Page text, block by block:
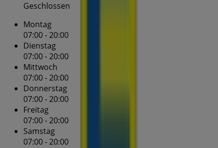
Geschlossen
Montag
07:00 - 20:00
Dienstag
07:00 - 20:00
Mittwoch
07:00 - 20:00
Donnerstag
07:00 - 20:00
Freitag
07:00 - 20:00
Samstag
07:00 - 20:00